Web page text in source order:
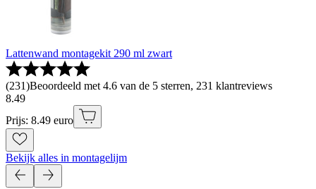
Lattenwand montagekit 290 ml zwart
(231)Beoordeeld met 4.6 van de 5 sterren, 231 klantreviews
8.49
Prijs: 8.49 euro
Bekijk alles in montagelijm